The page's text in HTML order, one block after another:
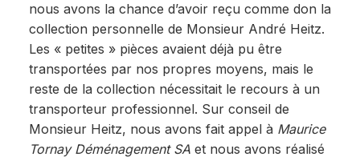
nous avons la chance d’avoir reçu comme don la
collection personnelle de Monsieur André Heitz.
Les « petites » pièces avaient déjà pu être
transportées par nos propres moyens, mais le
reste de la collection nécessitait le recours à un
transporteur professionnel. Sur conseil de
Monsieur Heitz, nous avons fait appel à Maurice
Tornay Déménagement SA et nous avons réalisé